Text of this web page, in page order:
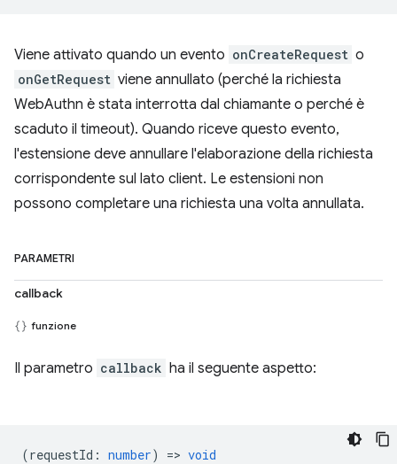
Viene attivato quando un evento onCreateRequest o
onGetRequest viene annullato (perché la richiesta
WebAuthn è stata interrotta dal chiamante o perché è
scaduto il timeout). Quando riceve questo evento,
l'estensione deve annullare l'elaborazione della richiesta
corrispondente sul lato client. Le estensioni non
possono completare una richiesta una volta annullata.
PARAMETRI
callback
funzione
Il parametro callback ha il seguente aspetto:
(requestId : number) => void